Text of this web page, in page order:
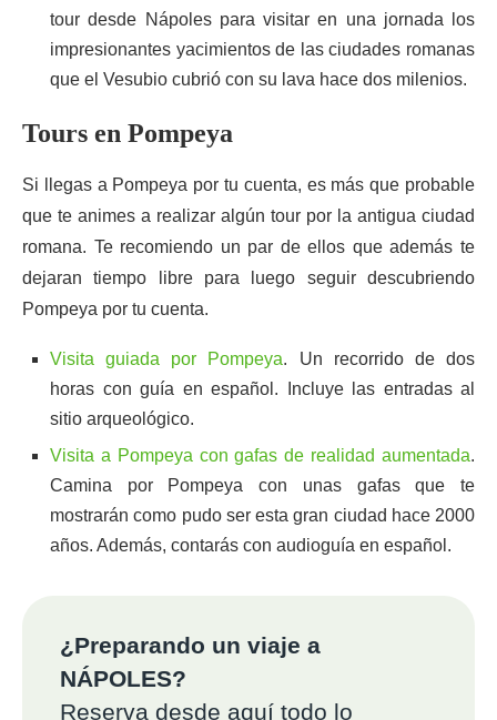
tour desde Nápoles para visitar en una jornada los
impresionantes yacimientos de las ciudades romanas
que el Vesubio cubrió con su lava hace dos milenios.
Tours en Pompeya
Si llegas a Pompeya por tu cuenta, es más que probable
que te animes a realizar algún tour por la antigua ciudad
romana. Te recomiendo un par de ellos que además te
dejaran tiempo libre para luego seguir descubriendo
Pompeya por tu cuenta.
Visita guiada por Pompeya. Un recorrido de dos
horas con guía en español. Incluye las entradas al
sitio arqueológico.
Visita a Pompeya con gafas de realidad aumentada.
Camina por Pompeya con unas gafas que te
mostrarán como pudo ser esta gran ciudad hace 2000
años. Además, contarás con audioguía en español.
¿Preparando un viaje a
NÁPOLES?
Reserva desde aquí todo lo